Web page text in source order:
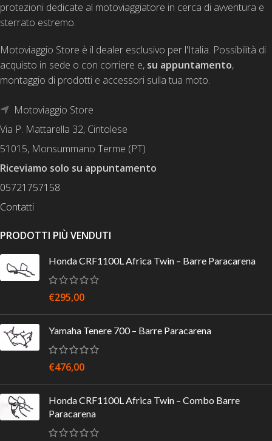
protezioni dedicate al motoviaggiatore in cerca di avventura e
sterrato estremo.
Motoviaggio Store è il dealer esclusivo per l'Italia. Possibilità di
acquisto in sede o con corriere e, su appuntamento,
montaggio di prodotti e accessori sulla tua moto.
Motoviaggio Store
Via P. Mattarella 32, Cintolese
51015, Monsummano Terme (PT)
Riceviamo solo su appuntamento
05721757158
Contatti
PRODOTTI PIÙ VENDUTI
Honda CRF1100L Africa Twin – Barre Paracarena
€295,00
Yamaha Tenere 700 – Barre Paracarena
€476,00
Honda CRF1100L Africa Twin – Combo Barre
Paracarena